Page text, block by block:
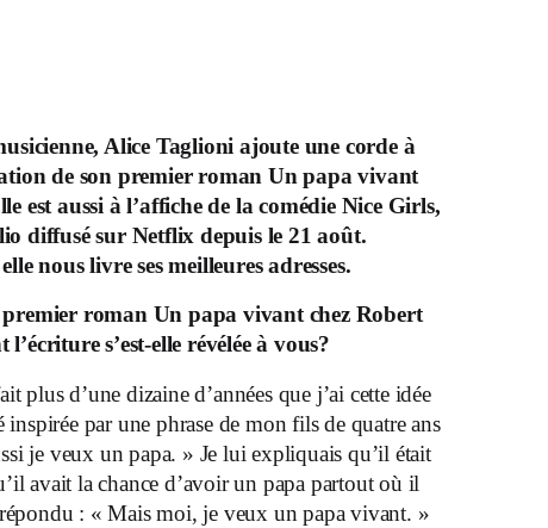
Alice Taglioni ajoute une corde à
de son premier roman Un papa vivant
est aussi à l’affiche de la comédie Nice Girls,
diffusé sur Netflix depuis le 21 août.
nous livre ses meilleures adresses.
premier roman Un papa vivant chez Robert
l’écriture s’est-elle révélée àvous?
plus d’une dizaine d’années que j’ai cette idée
inspirée par une phrase de mon fils de quatre ans
je veux un papa. » Je lui expliquais qu’il était
avait la chance d’avoir un papa partout où il
: « Mais moi, je veux un papa vivant. »